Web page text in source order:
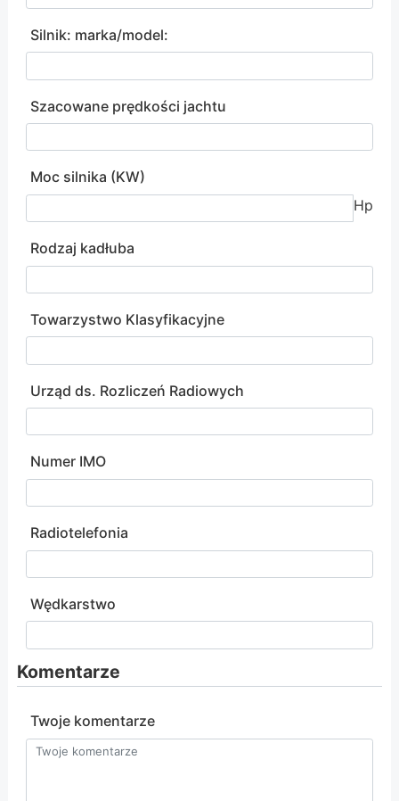
Silnik: marka/model:
Szacowane prędkości jachtu
Moc silnika (KW)
Hp
Rodzaj kadłuba
Towarzystwo Klasyfikacyjne
Urząd ds. Rozliczeń Radiowych
Numer IMO
Radiotelefonia
Wędkarstwo
Komentarze
Twoje komentarze